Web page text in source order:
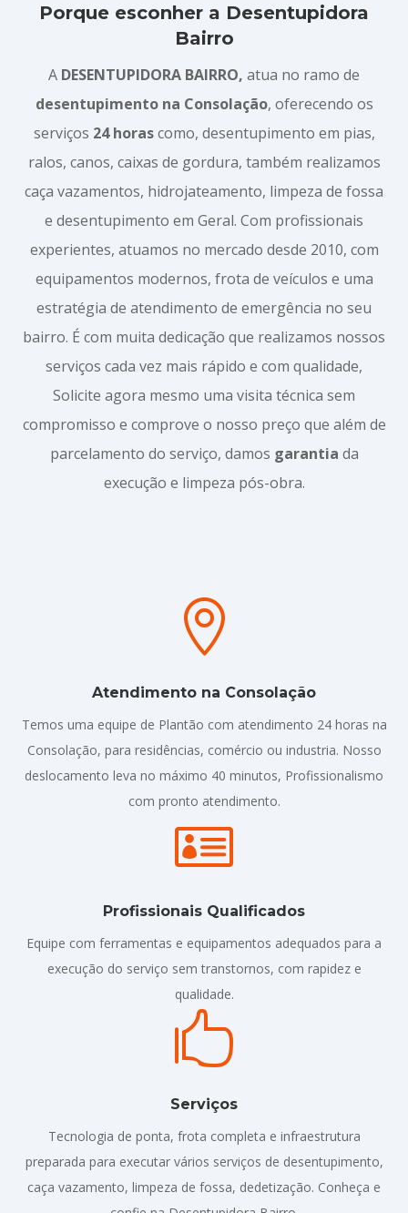
Porque esconher a Desentupidora
Bairro
A DESENTUPIDORA BAIRRO, atua no ramo de
desentupimento na Consolação, oferecendo os
serviços 24 horascomo, desentupimento em pias,
ralos, canos, caixas de gordura, também realizamos
caça vazamentos, hidrojateamento, limpeza de fossa
e desentupimento em Geral. Com profissionais
experientes, atuamos no mercado desde 2010, com
equipamentos modernos, frota de veículos e uma
estratégia de atendimento de emergência no seu
bairro. É com muita dedicação que realizamos nossos
serviços cada vez mais rápido e com qualidade,
Solicite agora mesmo uma visita técnica sem
compromisso e comprove o nosso preço que além de
parcelamento do serviço, damos garantia da
execução e limpeza pós-obra.

Atendimento na Consolação
Temos uma equipe de Plantão com atendimento 24 horas na
Consolação, para residências, comércio ou industria. Nosso
deslocamento leva no máximo 40 minutos, Profissionalismo
com pronto atendimento.

Profissionais Qualificados
Equipe com ferramentas e equipamentos adequados para a
execução do serviço sem transtornos, com rapidez e
qualidade.

Serviços
Tecnologia de ponta, frota completa e infraestrutura
preparada para executar vários serviços de desentupimento,
caça vazamento, limpeza de fossa, dedetização. Conheça e